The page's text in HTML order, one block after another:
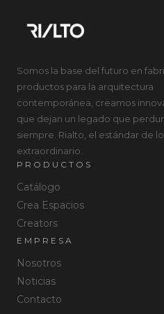
Somos la base del futuro en
productos para la arquitectura
contemporánea, creamos
que dejan un legado que
siempre. Rialto, el estándar de lo
extraordinario.
PRODUCTOS
Catálogo
Crea Espacios
Creators
EMPRESA
Nosotros
Noticias
Contacto